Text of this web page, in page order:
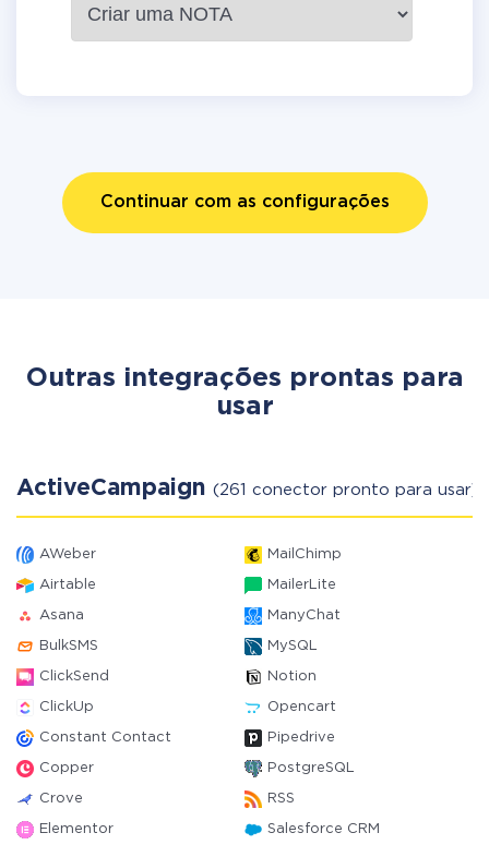
Continuar com as configurações
Outras integrações prontas para
usar
ActiveCampaign (261 conector pronto para usar)
AWeber MailChimp
Airtable MailerLite
Asana ManyChat
BulkSMS MySQL
ClickSend Notion
ClickUp Opencart
Constant Contact Pipedrive
Copper PostgreSQL
Crove RSS
Elementor Salesforce CRM